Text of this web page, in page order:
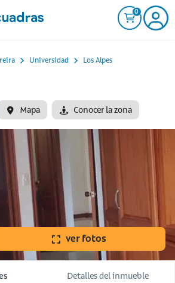
0
Universidad
Los Alpes
Mapa Conocer la zona
ver fotos
Detalles del inmueble